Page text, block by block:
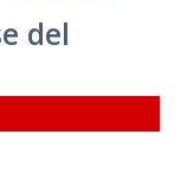
del